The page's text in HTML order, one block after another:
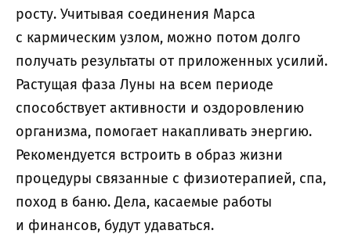
росту. Учитывая соединения Марса
с кармическим узлом, можно потом долго
получать результаты от приложенных усилий.
Растущая фаза Луны на всем периоде
способствует активности и оздоровлению
организма, помогает накапливать энергию.
Рекомендуется встроить в образ жизни
процедуры связанные с физиотерапией, спа,
поход в баню. Дела, касаемые работы
и финансов, будут удаваться.